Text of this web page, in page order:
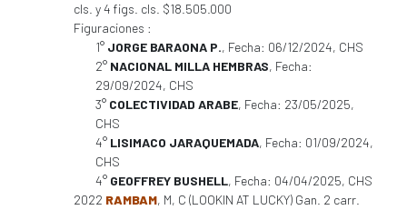
cls. y 4 figs. cls. $18.505.000
Figuraciones :
1° JORGE BARAONA P., Fecha: 06/12/2024, CHS
2° NACIONAL MILLA HEMBRAS, Fecha:
29/09/2024, CHS
3° COLECTIVIDAD ARABE, Fecha: 23/05/2025,
CHS
4° LISIMACO JARAQUEMADA, Fecha: 01/09/2024,
CHS
4° GEOFFREY BUSHELL, Fecha: 04/04/2025, CHS
2022 RAMBAM, M, C (LOOKIN AT LUCKY) Gan. 2 carr.